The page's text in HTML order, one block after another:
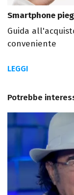
Smartphone
Guida
conveniente
LEGGI
Potrebbe